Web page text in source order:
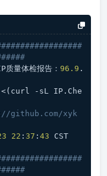
IP质量体检报告：
96.9 .
//github.com/xyk
22 : 37 : 43 CST